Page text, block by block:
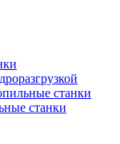
станки
станки